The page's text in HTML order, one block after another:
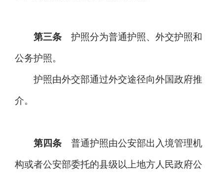
第三条 护照分为普通护照、外交护照和
公务护照。
护照由外交部通过外交途径向外国政府推
介。
第四条 普通护照由公安部出入境管理机
构或者公安部委托的县级以上地方人民政府公